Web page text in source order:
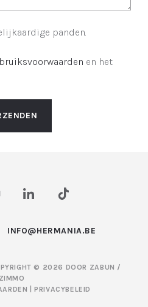
panden.
en het
INFO@HERMANIA.BE
© 2026 DOOR ZABUN /
ZIMMO
|PRIVACYBELEID